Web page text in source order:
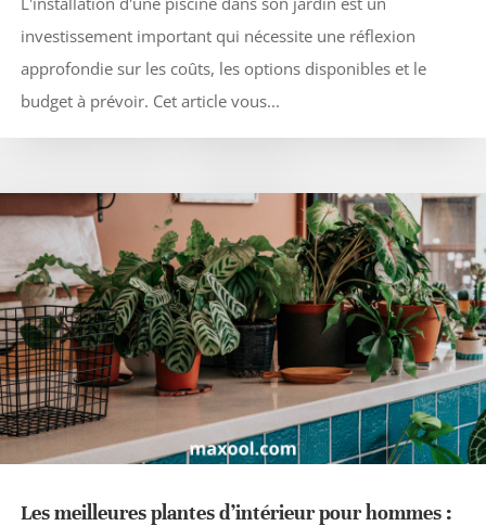
investissement important qui nécessite une réflexion
approfondie sur les coûts, les options disponibles et le
budget à prévoir. Cet article vous...
Les meilleures plantes d’intérieur pour hommes :